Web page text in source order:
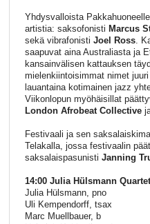
Yhdysvalloista
artistia: saksofonisti Marcus
sekä vibrafonisti Joel Ross.
saapuvat aina Australiasta ja
kansainvälisen kattauksen
mielenkiintoisimmat nimet
lauantaina kotimainen jazz
Viikonlopun myöhäisillat
London Afrobeat Collective
Festivaali ja sen
Telakalla, jossa festivaalin
saksalaispasunisti Janning
14:00 Julia Hülsmann
Julia Hülsmann, pno
Uli Kempendorff, tsax
Marc Muellbauer, b